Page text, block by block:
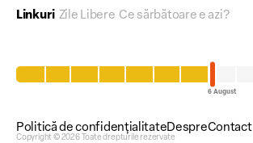
Linkuri Zile Libere Ce sărbătoare e azi?
Politică de confidențialitateDespreContact
Copyright © 2026 Toate drepturile rezervate